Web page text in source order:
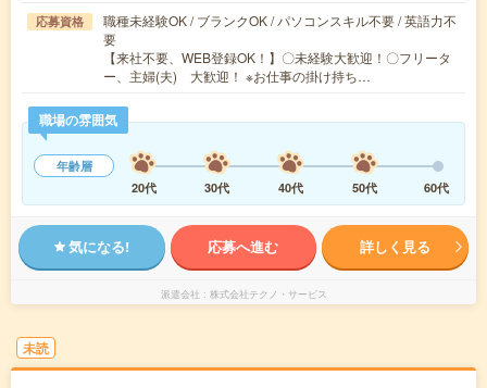
応募資格
職種未経験OK / ブランクOK / パソコンスキル不要 / 英語力不
要
【来社不要、WEB登録OK！】〇未経験大歓迎！〇フリータ
ー、主婦(夫) 大歓迎！ ※お仕事の掛け持ち…
職場の雰囲気
年齢層
20代
30代 40代 50代 60代
気になる! 応募へ進む 詳しく見る
派遣会社 株式会社テクノ・サービス
未読